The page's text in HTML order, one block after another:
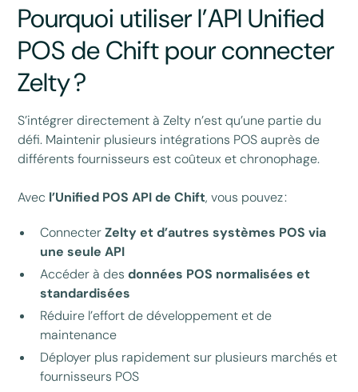
Pourquoi utiliser l’API Unified
POS de Chift pour connecter
Zelty ?
S’intégrer directement à Zelty n’est qu’une partie du
défi. Maintenir plusieurs intégrations POS auprès de
différents fournisseurs est coûteux et chronophage.
Avec l’Unified POS API de Chift, vous pouvez :
ConnecterZelty et d’autres systèmes POS via
une seule API
Accéder à desdonnées POS normalisées et
standardisées
Réduire l’effort de développement et de
maintenance
Déployer plus rapidement sur plusieurs marchés et
fournisseurs POS